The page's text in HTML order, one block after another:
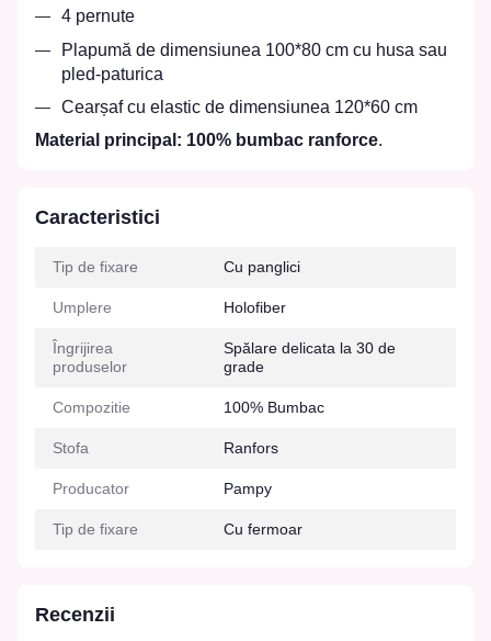
4 pernute
Plapumă de dimensiunea 100*80 cm cu husa sau
pled-paturica
Cearșaf cu elastic de dimensiunea 120*60 cm
Material principal: 100% bumbac ranforce.
Caracteristici
Tip de fixare Cu panglici
Umplere Holofiber
Îngrijirea
produselor
Spălare delicata la 30 de
grade
Compozitie 100% Bumbac
Stofa Ranfors
Producator Pampy
Tip de fixare Cu fermoar
Recenzii